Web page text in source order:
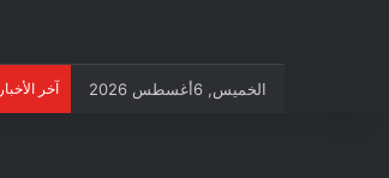
الخميس, 6أغسطس 2026 آخر الأخبار